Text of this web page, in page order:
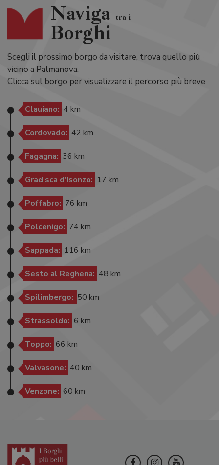
Naviga tra i
Borghi
Scegli il prossimo borgo da visitare, trova quello più
vicino a Palmanova.
Clicca sul borgo per visualizzare il percorso più breve
Clauiano: 4 km
Cordovado: 42 km
Fagagna: 36 km
Gradisca d'Isonzo: 17 km
Poffabro: 76 km
Polcenigo: 74 km
Sappada: 116 km
Sesto al Reghena: 48 km
Spilimbergo: 50 km
Strassoldo: 6 km
Toppo: 66 km
Valvasone: 40 km
Venzone: 60 km